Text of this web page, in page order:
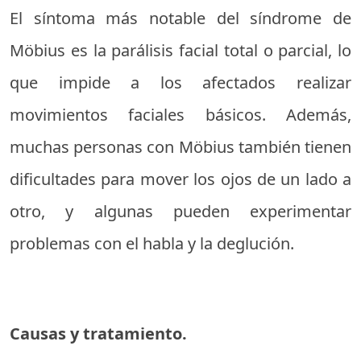
El síntoma más notable del síndrome de
Möbius es la parálisis facial total o parcial, lo
que impide a los afectados realizar
movimientos faciales básicos. Además,
muchas personas con Möbius también tienen
dificultades para mover los ojos de un lado a
otro, y algunas pueden experimentar
problemas con el habla y la deglución.
Causas y tratamiento.